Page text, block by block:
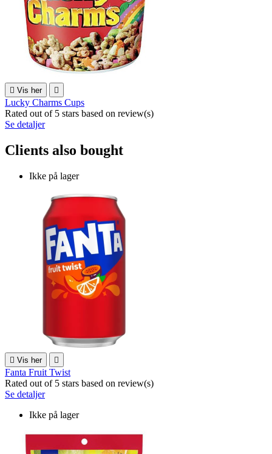
 Vis her 
Lucky Charms Cups
Rated out of 5 stars based on review(s)
Se detaljer
Clients also bought
Ikke på lager
 Vis her 
Fanta Fruit Twist
Rated out of 5 stars based on review(s)
Se detaljer
Ikke på lager